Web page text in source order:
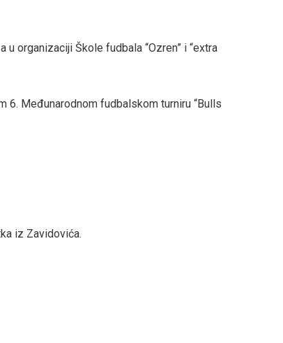
u organizaciji Škole fudbala “Ozren” i “extra
6. Međunarodnom fudbalskom turniru “Bulls
iz Zavidovića.